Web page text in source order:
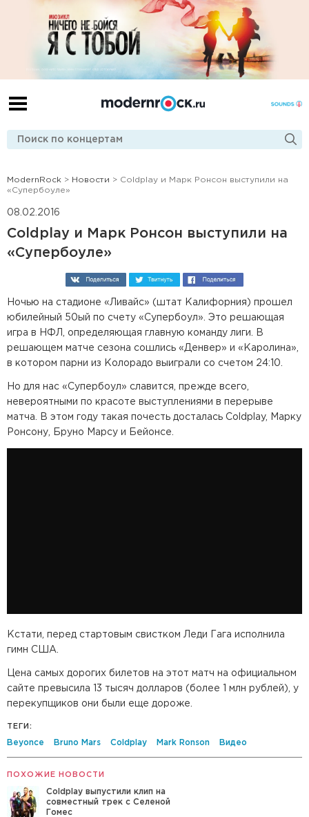
ModernRock > Новости > Coldplay и Марк Ронсон выступили на
«Супербоуле»
08.02.2016
Coldplay и Марк Ронсон выступили на
«Супербоуле»
Ночью на стадионе «Ливайс» (штат Калифорния) прошел
юбилейный 50ый по счету «Супербоул». Это решающая
игра в НФЛ, определяющая главную команду лиги. В
решающем матче сезона сошлись «Денвер» и «Каролина»,
в котором парни из Колорадо выиграли со счетом 24:10.
Но для нас «Супербоул» славится, прежде всего,
невероятными по красоте выступлениями в перерыве
матча. В этом году такая почесть досталась Coldplay, Марку
Ронсону, Бруно Марсу и Бейонсе.
Кстати, перед стартовым свистком Леди Гага исполнила
гимн США.
Цена самых дорогих билетов на этот матч на официальном
сайте превысила 13 тысяч долларов (более 1 млн рублей), у
перекупщиков они были еще дороже.
ТЕГИ:
Beyonce Bruno Mars Coldplay Mark Ronson Видео
ПОХОЖИЕ НОВОСТИ
Coldplay выпустили клип на
совместный трек с Селеной
Гомес